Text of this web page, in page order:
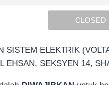
CLOSED
SISTEM ELEKTRIK
EHSAN, SEKSYEN 14,